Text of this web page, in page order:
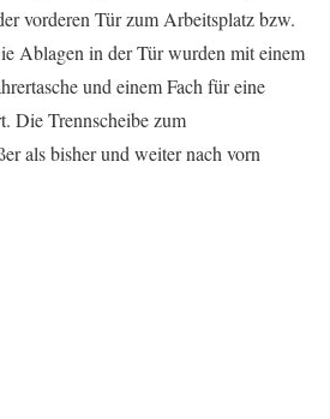
vorderen Tür zum Arbeitsplatz bzw.
Ablagen in der Tür wurden mit einem
und einem Fach für eine
Die Trennscheibe zum
als bisher und weiter nach vorn